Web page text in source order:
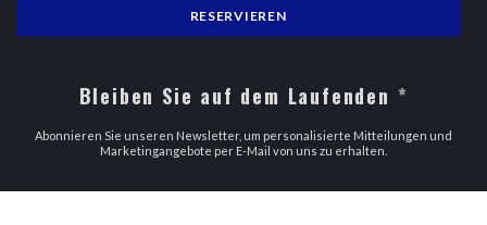
RESERVIEREN
Bleiben Sie auf dem Laufenden *
Abonnieren Sie unseren Newsletter, um personalisierte Mitteilungen und
Marketingangebote per E-Mail von uns zu erhalten.